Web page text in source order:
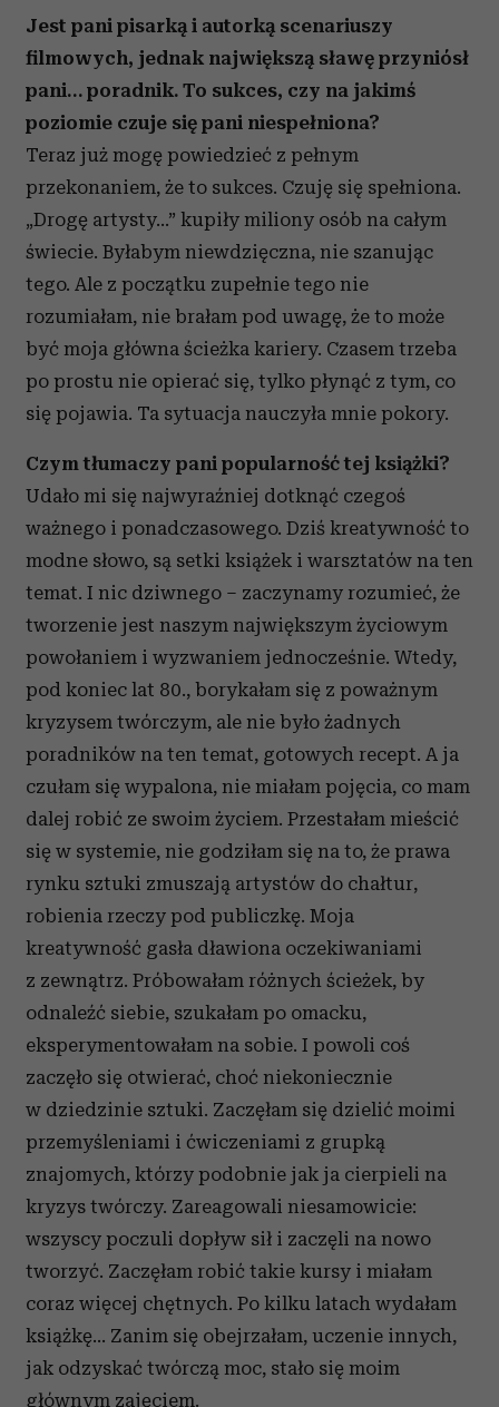
Jest pani pisarką i autorką scenariuszy
filmowych, jednak największą sławę przyniósł
pani… poradnik. To sukces, czy na jakimś
poziomie czuje się pani niespełniona?
Teraz już mogę powiedzieć z pełnym
przekonaniem, że to sukces. Czuję się spełniona.
„Drogę artysty...” kupiły miliony osób na całym
świecie. Byłabym niewdzięczna, nie szanując
tego. Ale z początku zupełnie tego nie
rozumiałam, nie brałam pod uwagę, że to może
być moja główna ścieżka kariery. Czasem trzeba
po prostu nie opierać się, tylko płynąć z tym, co
się pojawia. Ta sytuacja nauczyła mnie pokory.
Czym tłumaczy pani popularność tej książki?
Udało mi się najwyraźniej dotknąć czegoś
ważnego i ponadczasowego. Dziś kreatywność to
modne słowo, są setki książek i warsztatów na ten
temat. I nic dziwnego – zaczynamy rozumieć, że
tworzenie jest naszym największym życiowym
powołaniem i wyzwaniem jednocześnie. Wtedy,
pod koniec lat 80., borykałam się z poważnym
kryzysem twórczym, ale nie było żadnych
poradników na ten temat, gotowych recept. A ja
czułam się wypalona, nie miałam pojęcia, co mam
dalej robić ze swoim życiem. Przestałam mieścić
się w systemie, nie godziłam się na to, że prawa
rynku sztuki zmuszają artystów do chałtur,
robienia rzeczy pod publiczkę. Moja
kreatywność gasła dławiona oczekiwaniami
z zewnątrz. Próbowałam różnych ścieżek, by
odnaleźć siebie, szukałam po omacku,
eksperymentowałam na sobie. I powoli coś
zaczęło się otwierać, choć niekoniecznie
w dziedzinie sztuki. Zaczęłam się dzielić moimi
przemyśleniami i ćwiczeniami z grupką
znajomych, którzy podobnie jak ja cierpieli na
kryzys twórczy. Zareagowali niesamowicie:
wszyscy poczuli dopływ sił i zaczęli na nowo
tworzyć. Zaczęłam robić takie kursy i miałam
coraz więcej chętnych. Po kilku latach wydałam
książkę… Zanim się obejrzałam, uczenie innych,
jak odzyskać twórczą moc, stało się moim
głównym zajęciem.